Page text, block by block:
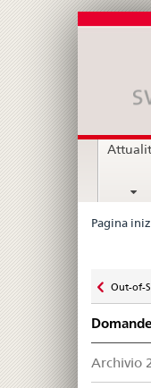
Pagina
zu
Out-of-
Archivio